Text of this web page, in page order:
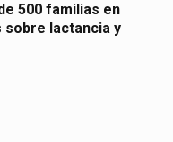
500 familias en
sobre lactancia y